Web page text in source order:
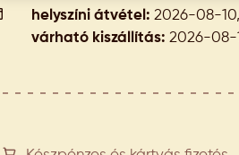
helyszíni átvétel: 2026-08-10,
várható kiszállítás: 2026-08-